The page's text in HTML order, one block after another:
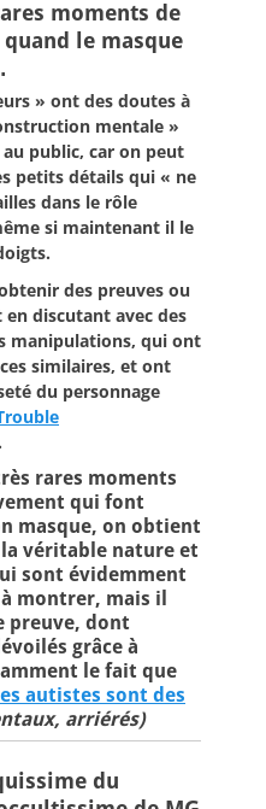
moments de
le masque
» ont des doutes à
mentale »
public, car on peut
petits détails qui « ne
dans le rôle
si maintenant il le
des preuves ou
discutant avec des
manipulations, qui ont
similaires, et ont
du personnage
rares moments
qui font
masque, on obtient
véritable nature et
sont évidemment
montrer, mais il
preuve, dont
grâce à
le fait que
autistes sont des
arriérés)
du